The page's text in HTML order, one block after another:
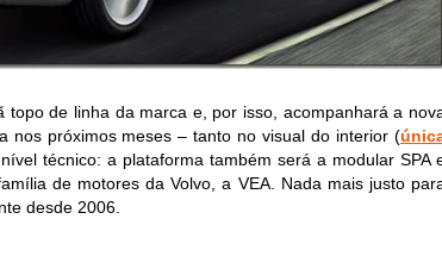
topo de linha da marca e, por isso, acompanhará a
nos próximos meses – tanto no visual do interior (
técnico: a plataforma também será a modular SPA
de motores da Volvo, a VEA. Nada mais justo
desde 2006.